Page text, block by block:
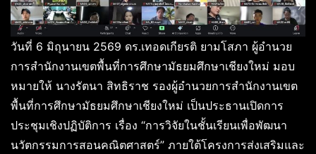
วันที่ 6 มิถุนายน 2569 ดร.เทอดเกียรติ ยามโสภา ผู้อำนวย
การสำนักงานเขตพื้นที่การศึกษามัธยมศึกษาเชียงใหม่ มอบ
หมายให้ นางรัตนา สิทธิราช รองผู้อำนวยการสำนักงานเขต
พื้นที่การศึกษามัธยมศึกษาเชียงใหม่ เป็นประธานเปิดการ
ประชุมเชิงปฏิบัติการ เรื่อง “การวิจัยในชั้นเรียนเพื่อพัฒนา
นวัตกรรมการสอนคณิตศาสตร์” ภายใต้โครงการส่งเสริมและ